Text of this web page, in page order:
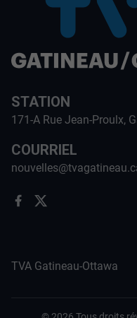
STATION
171-A Rue Jean-Proulx,
COURRIEL
TVA Gatineau-Ottawa